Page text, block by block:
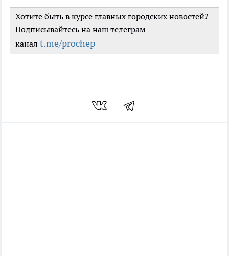
Хотите быть в курсе главных городских новостей?
Подписывайтесь на наш телеграм-
канал t.me/prochep